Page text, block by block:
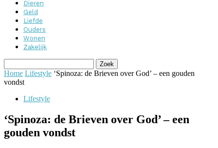
Dieren
Geld
Liefde
Ouders
Wonen
Zakelijk
Home Lifestyle ‘Spinoza: de Brieven over God’ – een gouden
vondst
Lifestyle
‘Spinoza: de Brieven over God’ – een
gouden vondst